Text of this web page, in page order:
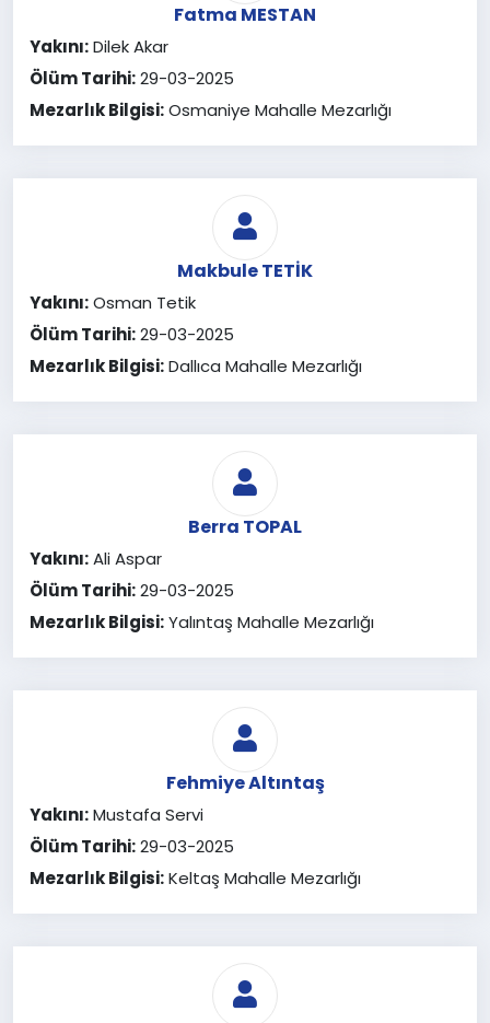
Fatma MESTAN
Yakını:Dilek Akar
Ölüm Tarihi:29-03-2025
Mezarlık Bilgisi:Osmaniye Mahalle Mezarlığı
Makbule TETİK
Yakını:Osman Tetik
Ölüm Tarihi:29-03-2025
Mezarlık Bilgisi:Dallıca Mahalle Mezarlığı
Berra TOPAL
Yakını:Ali Aspar
Ölüm Tarihi:29-03-2025
Mezarlık Bilgisi:Yalıntaş Mahalle Mezarlığı
Fehmiye Altıntaş
Yakını:Mustafa Servi
Ölüm Tarihi:29-03-2025
Mezarlık Bilgisi:Keltaş Mahalle Mezarlığı